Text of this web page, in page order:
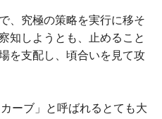
、究極の策略を実行に移そ
知しようとも、止めること
を支配し、頃合いを見て攻
ーブ」と呼ばれるとても大